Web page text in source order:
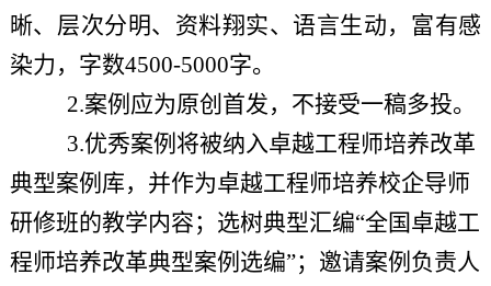
晰、层次分明、资料翔实、语言生动，富有感
染力，字数4500-5000字。
2.案例应为原创首发，不接受一稿多投。
3.优秀案例将被纳入卓越工程师培养改革
典型案例库，并作为卓越工程师培养校企导师
研修班的教学内容；选树典型汇编“全国卓越工
程师培养改革典型案例选编”；邀请案例负责人